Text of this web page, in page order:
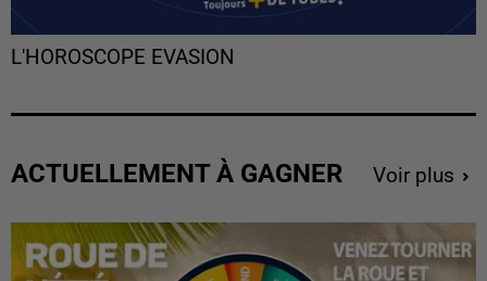
L'HOROSCOPE EVASION
ACTUELLEMENT À GAGNER Voir plus